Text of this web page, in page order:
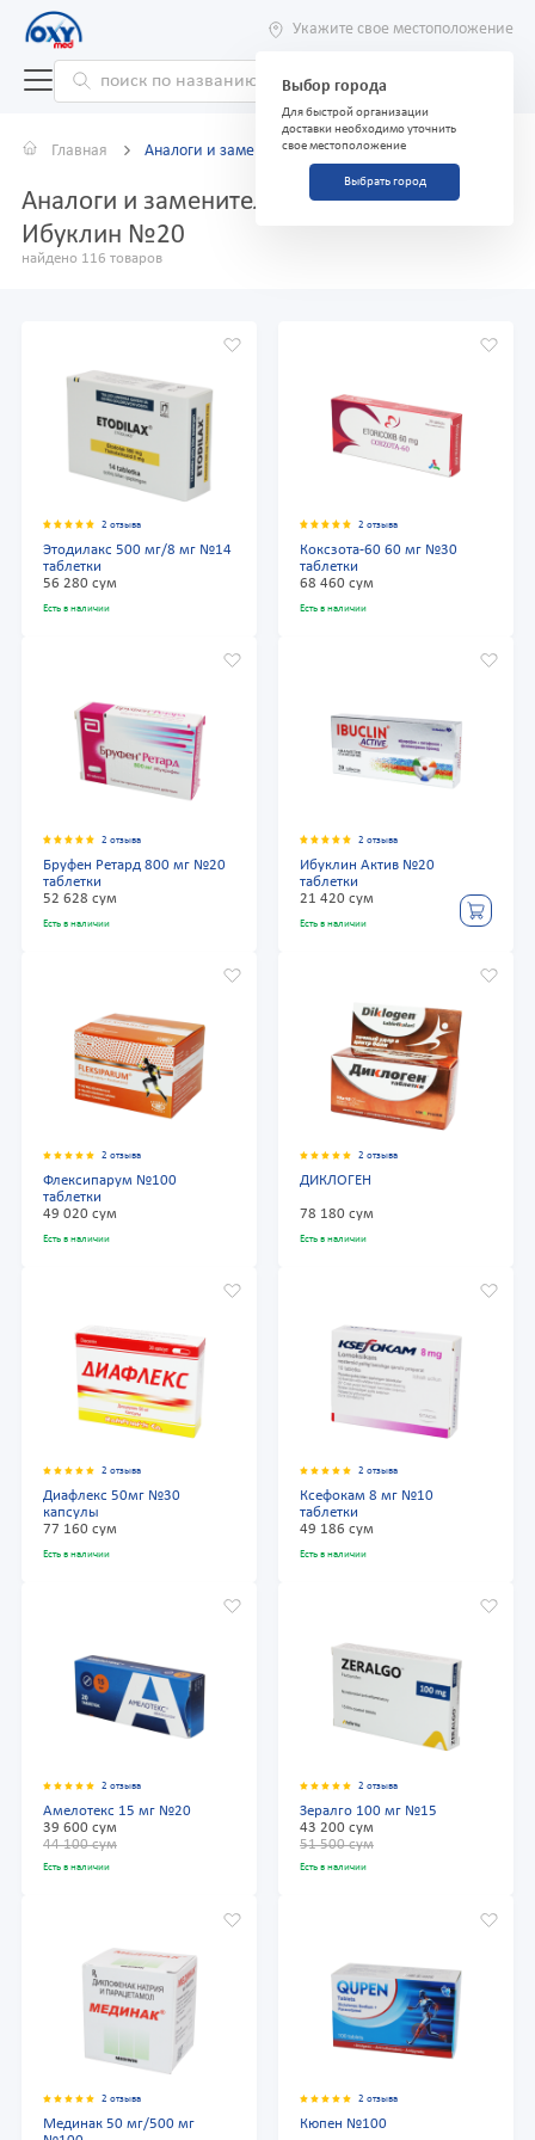
Укажите свое местоположение
Выбор города
Для быстрой организации
доставки необходимо уточнить
свое местоположение
Выбрать город
Главная Аналоги и заменители
Аналоги и заменители препарата
Ибуклин №20
найдено 116 товаров
2 отзыва
Этодилакс 500 мг/8 мг №14
таблетки
56 280 сум
Есть в наличии
2 отзыва
Коксзота-60 60 мг №30
таблетки
68 460 сум
Есть в наличии
2 отзыва
Бруфен Ретард 800 мг №20
таблетки
52 628 сум
Есть в наличии
2 отзыва
Ибуклин Актив №20
таблетки
21 420 сум
Есть в наличии
2 отзыва
Флексипарум №100
таблетки
49 020 сум
Есть в наличии
2 отзыва
ДИКЛОГЕН
78 180 сум
Есть в наличии
2 отзыва
Диафлекс 50мг №30
капсулы
77 160 сум
Есть в наличии
2 отзыва
Ксефокам 8 мг №10
таблетки
49 186 сум
Есть в наличии
2 отзыва
Амелотекс 15 мг №20
39 600 сум
44 100 сум
Есть в наличии
2 отзыва
Зералго 100 мг №15
43 200 сум
51 500 сум
Есть в наличии
2 отзыва
Мединак 50 мг/500 мг
2 отзыва
Кюпен №100